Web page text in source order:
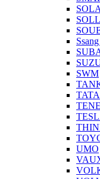
SWM
TATA
UMO